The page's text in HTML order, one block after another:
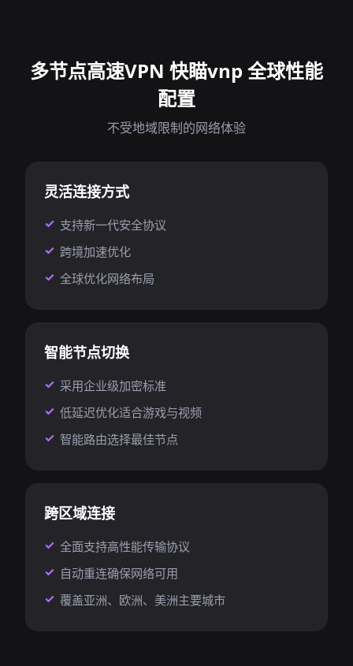
多节点高速VPN 快瞄vnp 全球性能
配置
不受地域限制的网络体验
灵活连接方式
支持新一代安全协议
跨境加速优化
全球优化网络布局
智能节点切换
采用企业级加密标准
低延迟优化适合游戏与视频
智能路由选择最佳节点
跨区域连接
全面支持高性能传输协议
自动重连确保网络可用
覆盖亚洲、欧洲、美洲主要城市